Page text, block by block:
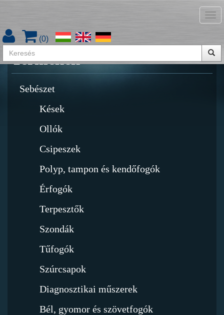
(0)
Termékek
Sebészet
Kések
Ollók
Csipeszek
Polyp, tampon és kendőfogók
Érfogók
Terpesztők
Szondák
Tűfogók
Szúrcsapok
Diagnosztikai műszerek
Bél, gyomor és szövetfogók